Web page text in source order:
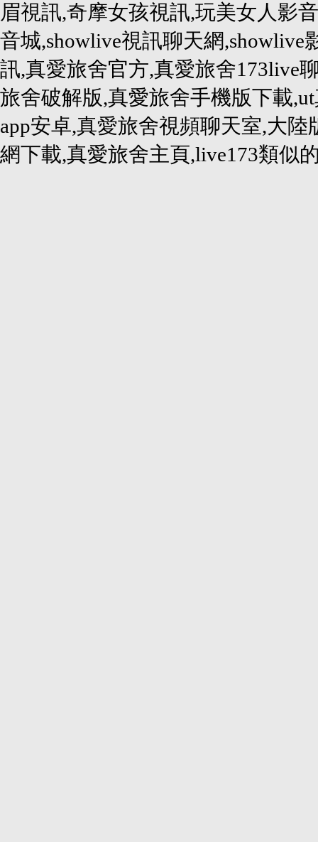
眉視訊,奇摩女孩視訊,玩美女人影
音城,showlive視訊聊天網,showlive
訊,真愛旅舍官方,真愛旅舍173live
旅舍破解版,真愛旅舍手機版下載
app安卓,真愛旅舍視頻聊天室,大
網下載,真愛旅舍主頁,live173類似